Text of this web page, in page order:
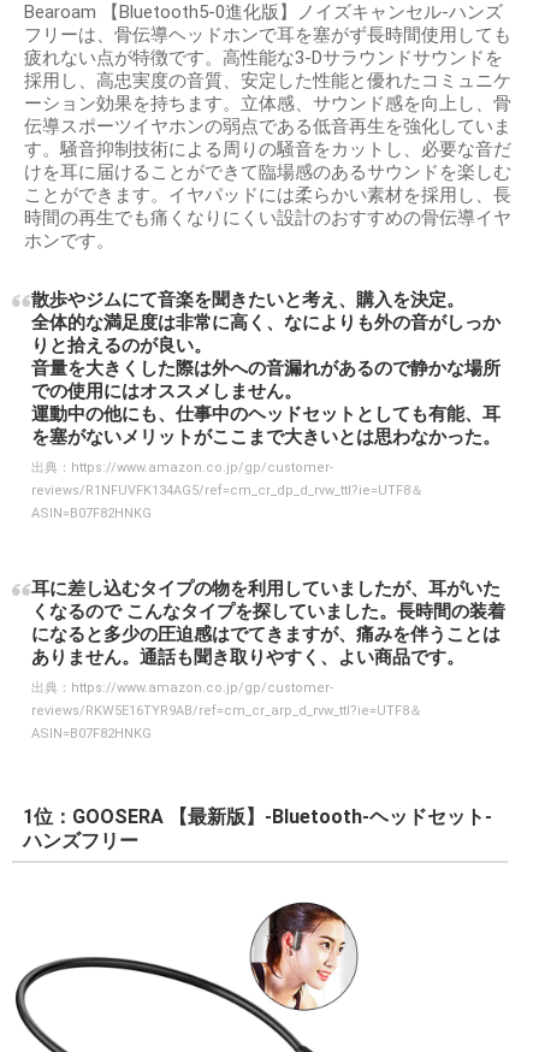
Bearoam 【Bluetooth5-0進化版】ノイズキャンセル-ハンズ
フリーは、骨伝導ヘッドホンで耳を塞がず長時間使用しても
疲れない点が特徴です。高性能な3-Dサラウンドサウンドを
採用し、高忠実度の音質、安定した性能と優れたコミュニケ
ーション効果を持ちます。立体感、サウンド感を向上し、骨
伝導スポーツイヤホンの弱点である低音再生を強化していま
す。騒音抑制技術による周りの騒音をカットし、必要な音だ
けを耳に届けることができて臨場感のあるサウンドを楽しむ
ことができます。イヤパッドには柔らかい素材を採用し、長
時間の再生でも痛くなりにくい設計のおすすめの骨伝導イヤ
ホンです。
散歩やジムにて音楽を聞きたいと考え、購入を決定。
全体的な満足度は非常に高く、なによりも外の音がしっか
りと拾えるのが良い。
音量を大きくした際は外への音漏れがあるので静かな場所
での使用にはオススメしません。
運動中の他にも、仕事中のヘッドセットとしても有能、耳
を塞がないメリットがここまで大きいとは思わなかった。
出典： https://www.amazon.co.jp/gp/customer-
reviews/R1NFUVFK134AG5/ref=cm_cr_dp_d_rvw_ttl?ie=UTF8＆
ASIN=B07F82HNKG
耳に差し込むタイプの物を利用していましたが、耳がいた
くなるので こんなタイプを探していました。長時間の装着
になると多少の圧迫感はでてきますが、痛みを伴うことは
ありません。通話も聞き取りやすく、よい商品です。
出典： https://www.amazon.co.jp/gp/customer-
reviews/RKW5E16TYR9AB/ref=cm_cr_arp_d_rvw_ttl?ie=UTF8＆
ASIN=B07F82HNKG
1位：GOOSERA 【最新版】-Bluetooth-ヘッドセット-
ハンズフリー